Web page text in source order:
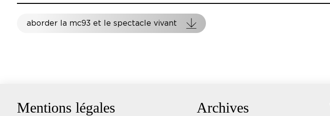
aborder la mc93 et le spectacle vivant
Mentions légales Archives